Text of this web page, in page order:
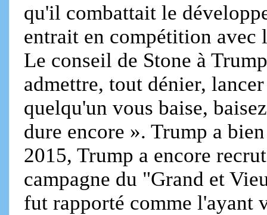
qu'il combattait le
entrait en compétition avec
Le conseil de Stone à
admettre, tout dénier,
quelqu'un vous baise,
dure encore ». Trump a
2015, Trump a encore
campagne du "Grand et
fut rapporté comme l'ayant